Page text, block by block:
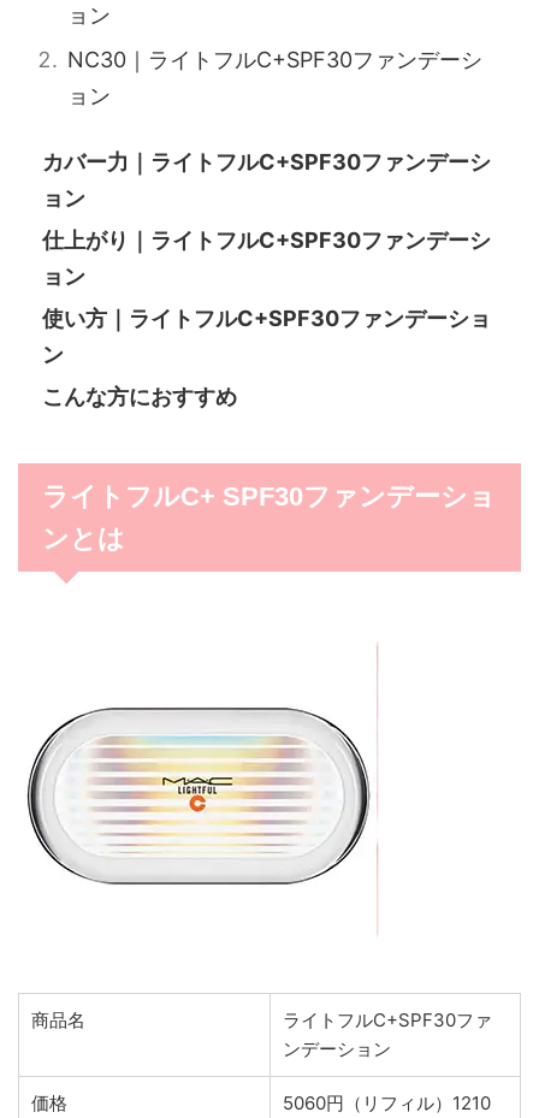
ョン
NC30｜ライトフルC+SPF30ファンデーシ
ョン
カバー力｜ライトフルC+SPF30ファンデーシ
ョン
仕上がり｜ライトフルC+SPF30ファンデーシ
ョン
使い方｜ライトフルC+SPF30ファンデーショ
ン
こんな方におすすめ
ライトフルC+ SPF30ファンデーショ
ンとは
商品名
ライトフルC+SPF30ファ
ンデーション
価格
5060円（リフィル）1210